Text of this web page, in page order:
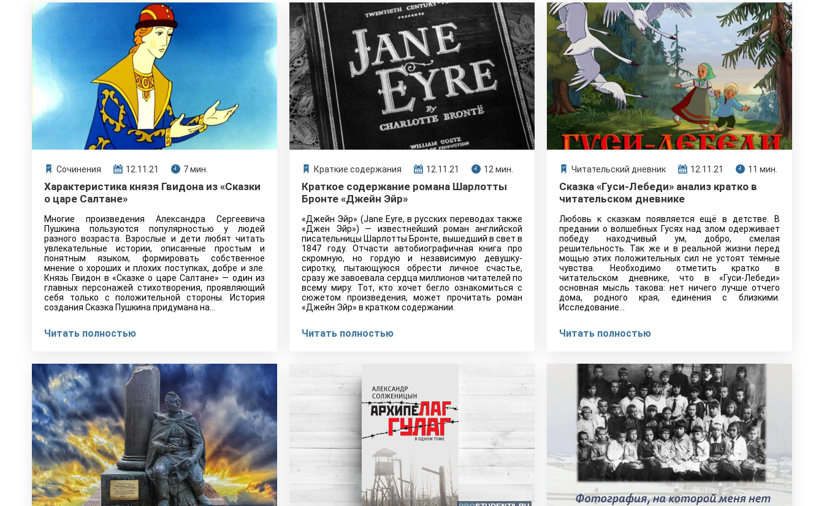
Сочинения 12.11.21 7 мин.
Характеристика князя Гвидона из «Сказки
о царе Салтане»
Многие произведения Александра Сергеевича
Пушкина пользуются популярностью у людей
разного возраста. Взрослые и дети любят читать
увлекательные истории, описанные простым и
понятным языком, формировать собственное
мнение о хороших и плохих поступках, добре и зле.
Князь Гвидон в «Сказке о царе Салтане» — один из
главных персонажей стихотворения, проявляющий
себя только с положительной стороны. История
создания Сказка Пушкина придумана на…
Читать полностью
Краткие содержания 12.11.21 12 мин.
Краткое содержание романа Шарлотты
Бронте «Джейн Эйр»
«Джейн Эйр» (Jane Eyre, в русских переводах также
«Джен Эйр») — известнейший роман английской
писательницы Шарлотты Бронте, вышедший в свет в
1847 году. Отчасти автобиографичная книга про
скромную, но гордую и независимую девушку-
сиротку, пытающуюся обрести личное счастье,
сразу же завоевала сердца миллионов читателей по
всему миру. Тот, кто хочет бегло ознакомиться с
сюжетом произведения, может прочитать роман
«Джейн Эйр» в кратком содержании.
Читать полностью
Читательский дневник 12.11.21 11 мин.
Сказка «Гуси-Лебеди» анализ кратко в
читательском дневнике
Любовь к сказкам появляется ещё в детстве. В
предании о волшебных Гусях над злом одерживает
победу находчивый ум, добро, смелая
решительность. Так же и в реальной жизни перед
мощью этих положительных сил не устоят тёмные
чувства. Необходимо отметить кратко в
читательском дневнике, что в «Гуси-Лебеди»
основная мысль такова: нет ничего лучше отчего
дома, родного края, единения с близкими.
Исследование…
Читать полностью